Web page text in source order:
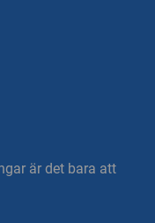
är det bara att